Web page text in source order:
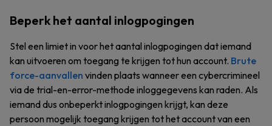
Beperk het aantal inlogpogingen
Stel een limiet in voor het aantal inlogpogingen dat iemand
kan uitvoeren om toegang te krijgen tot hun account. Brute
force-aanvallen vinden plaats wanneer een cybercrimineel
via de trial-en-error-methode inloggegevens kan raden. Als
iemand dus onbeperkt inlogpogingen krijgt, kan deze
persoon mogelijk toegang krijgen tot het account van een